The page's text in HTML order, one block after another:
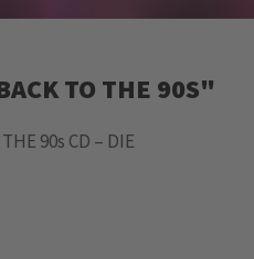
TO THE 90S"
90s CD – DIE